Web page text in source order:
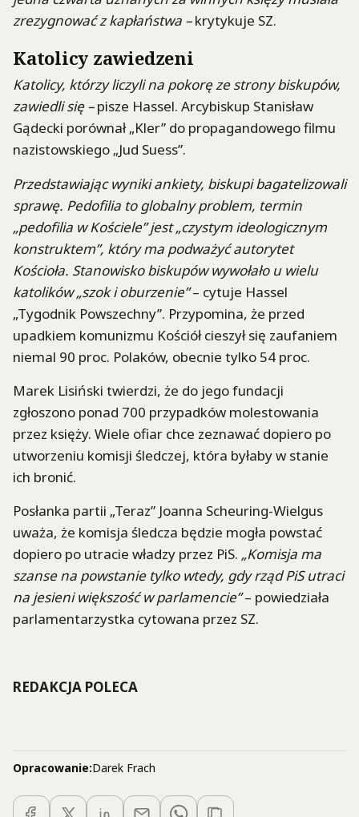
zrezygnować z kapłaństwa –krytykuje SZ.
Katolicy zawiedzeni
Katolicy, którzy liczyli na pokorę ze strony biskupów,
zawiedli się –pisze Hassel. Arcybiskup Stanisław
Gądecki porównał „Kler” do propagandowego filmu
nazistowskiego „Jud Suess”.
Przedstawiając wyniki ankiety, biskupi bagatelizowali
sprawę. Pedofilia to globalny problem, termin
„pedofilia w Kościele” jest „czystym ideologicznym
konstruktem”, który ma podważyć autorytet
Kościoła. Stanowisko biskupów wywołało u wielu
katolików „szok i oburzenie”– cytuje Hassel
„Tygodnik Powszechny”. Przypomina, że przed
upadkiem komunizmu Kościół cieszył się zaufaniem
niemal 90 proc. Polaków, obecnie tylko 54 proc.
Marek Lisiński twierdzi, że do jego fundacji
zgłoszono ponad 700 przypadków molestowania
przez księży. Wiele ofiar chce zeznawać dopiero po
utworzeniu komisji śledczej, która byłaby w stanie
ich bronić.
Posłanka partii „Teraz” Joanna Scheuring-Wielgus
uważa, że komisja śledcza będzie mogła powstać
dopiero po utracie władzy przez PiS. „Komisja ma
szanse na powstanie tylko wtedy, gdy rząd PiS utraci
na jesieni większość w parlamencie”– powiedziała
parlamentarzystka cytowana przez SZ.
REDAKCJA POLECA
Opracowanie:Darek Frach